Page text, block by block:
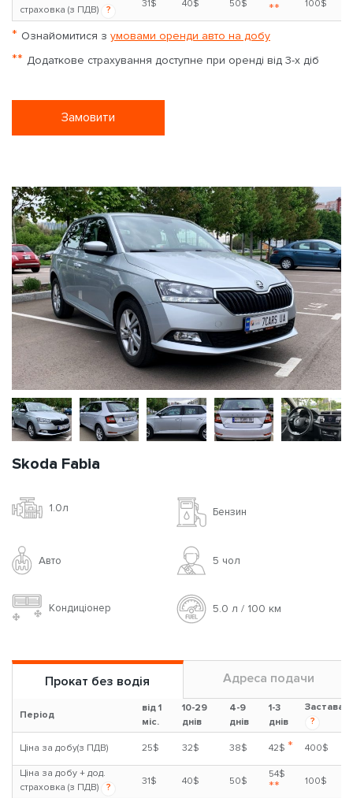
страховка (з ПДВ)
?
31$ 40$ 50$ ** 100$
* Ознайомитися з умовами оренди авто на добу
** Додаткове страхування доступне при оренді від 3-х діб
Замовити
Skoda Fabia
1.0л Бензин
Авто 5 чoл
Кондиціонер 5.0 л / 100 км
Прокат без водія Адреса подачи
Період
від 1
міс.
10-29
днів
4-9
днів
1-3
днів
Застава
?
Ціна за добу(з ПДВ) 25$ 32$ 38$ 42$ * 400$
Ціна за добу + дод.
страховка (з ПДВ)
?
31$ 40$ 50$
54$
** 100$